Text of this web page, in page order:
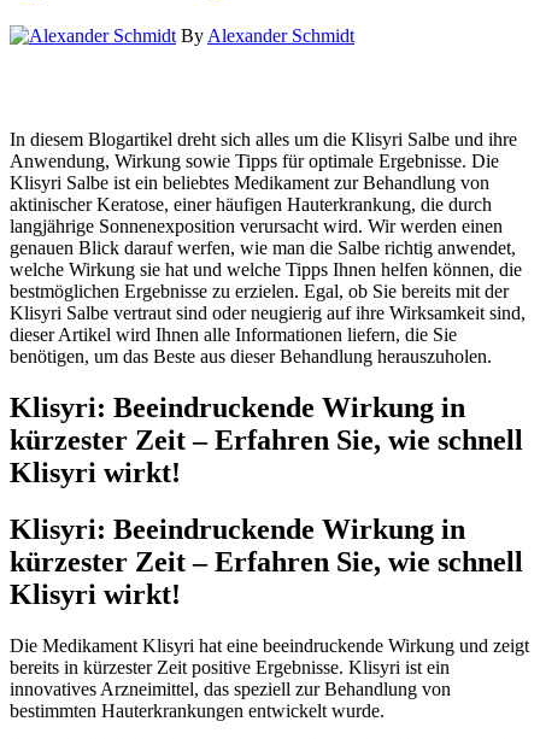
By Alexander Schmidt
In diesem Blogartikel dreht sich alles um die Klisyri Salbe und ihre
Anwendung, Wirkung sowie Tipps für optimale Ergebnisse. Die
Klisyri Salbe ist ein beliebtes Medikament zur Behandlung von
aktinischer Keratose, einer häufigen Hauterkrankung, die durch
langjährige Sonnenexposition verursacht wird. Wir werden einen
genauen Blick darauf werfen, wie man die Salbe richtig anwendet,
welche Wirkung sie hat und welche Tipps Ihnen helfen können, die
bestmöglichen Ergebnisse zu erzielen. Egal, ob Sie bereits mit der
Klisyri Salbe vertraut sind oder neugierig auf ihre Wirksamkeit sind,
dieser Artikel wird Ihnen alle Informationen liefern, die Sie
benötigen, um das Beste aus dieser Behandlung herauszuholen.
Klisyri: Beeindruckende Wirkung in
kürzester Zeit – Erfahren Sie, wie schnell
Klisyri wirkt!
Klisyri: Beeindruckende Wirkung in
kürzester Zeit – Erfahren Sie, wie schnell
Klisyri wirkt!
Die Medikament Klisyri hat eine beeindruckende Wirkung und zeigt
bereits in kürzester Zeit positive Ergebnisse. Klisyri ist ein
innovatives Arzneimittel, das speziell zur Behandlung von
bestimmten Hauterkrankungen entwickelt wurde.